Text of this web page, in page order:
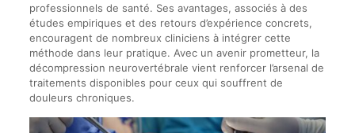
professionnels de santé. Ses avantages, associés à des
études empiriques et des retours d’expérience concrets,
encouragent de nombreux cliniciens à intégrer cette
méthode dans leur pratique. Avec un avenir prometteur, la
décompression neurovertébrale vient renforcer l’arsenal de
traitements disponibles pour ceux qui souffrent de
douleurs chroniques.